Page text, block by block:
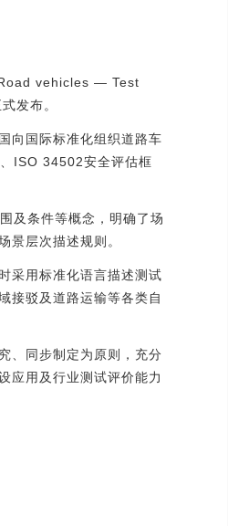
vehicles — Test
发布。
向国际标准化组织道路车
ISO 34502安全评估框
及条件等概念，明确了场
景层次描述规则。
采用标准化语言描述测试
接驳及道路运输等各类自
、同步制定为原则，充分
应用及行业测试评价能力